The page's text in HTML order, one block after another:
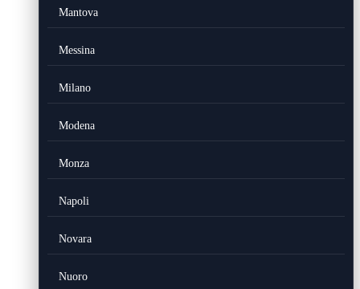
Mantova
Messina
Milano
Modena
Monza
Napoli
Novara
Nuoro